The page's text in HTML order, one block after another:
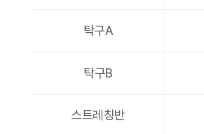
탁구A
탁구B
스트레칭반